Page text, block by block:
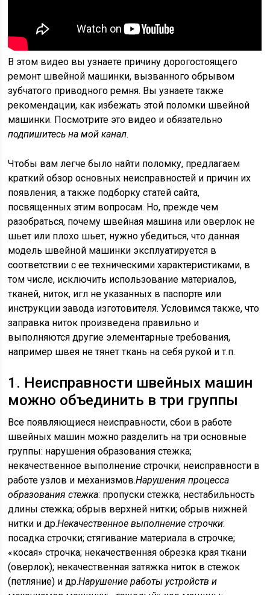
В этом видео вы узнаете причину дорогостоящего
ремонт швейной машинки, вызванного обрывом
зубчатого приводного ремня. Вы узнаете также
рекомендации, как избежать этой поломки швейной
машинки. Посмотрите это видео и обязательно
подпишитесь на мой канал.
Чтобы вам легче было найти поломку, предлагаем
краткий обзор основных неисправностей и причин их
появления, а также подборку статей сайта,
посвященных этим вопросам. Но, прежде чем
разобраться, почему швейная машина или оверлок не
шьет или плохо шьет, нужно убедиться, что данная
модель швейной машинки эксплуатируется в
соответствии с ее техническими характеристиками, в
том числе, исключить использование материалов,
тканей, ниток, игл не указанных в паспорте или
инструкции завода изготовителя. Условимся также, что
заправка ниток произведена правильно и
выполняются другие элементарные требования,
например швея не тянет ткань на себя рукой и т.п.
1. Неисправности швейных машин
можно объединить в три группы
Все появляющиеся неисправности, сбои в работе
швейных машин можно разделить на три основные
группы: нарушения образования стежка;
некачественное выполнение строчки; неисправности в
работе узлов и механизмов.Нарушения процесса
образования стежка: пропуски стежка; нестабильность
длины стежка; обрыв верхней нитки; обрыв нижней
нитки и др.Некачественное выполнение строчки:
посадка строчки; стягивание материала в строчке;
«косая» строчка; некачественная обрезка края ткани
(оверлок); некачественная затяжка ниток в стежок
(петляние) и др.Нарушение работы устройств и